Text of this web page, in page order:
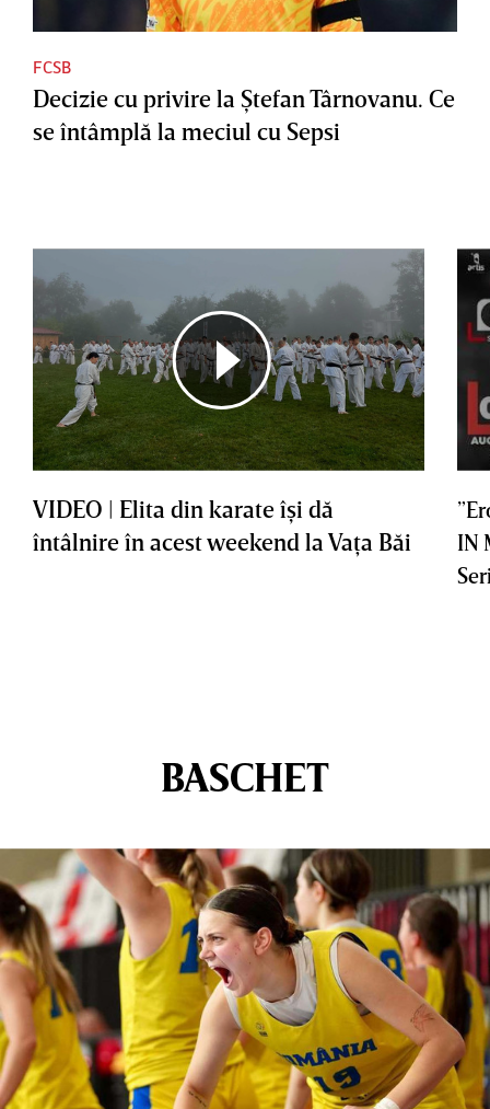
FCSB
Decizie cu privire la Ştefan Târnovanu. Ce
se întâmplă la meciul cu Sepsi
VIDEO | Elita din karate îşi dă
întâlnire în acest weekend la Vaţa Băi
IN
BASCHET